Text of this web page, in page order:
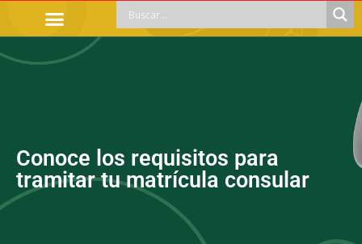
Conoce los requisitos para
tramitar tu matrícula consular